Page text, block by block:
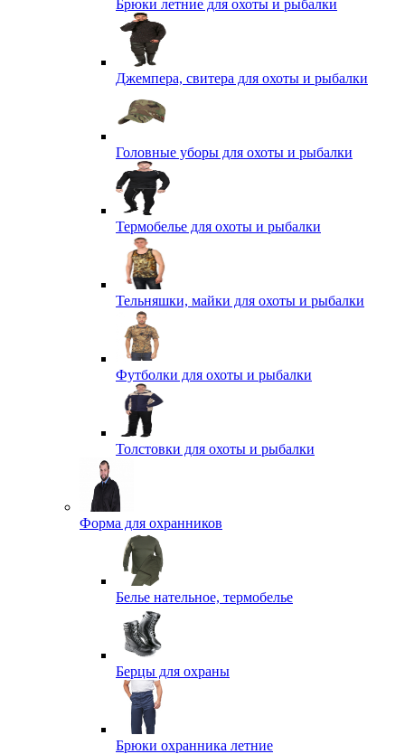
Брюки летние для охоты и рыбалки
Джемпера, свитера для охоты и рыбалки
Головные уборы для охоты и рыбалки
Термобелье для охоты и рыбалки
Тельняшки, майки для охоты и рыбалки
Футболки для охоты и рыбалки
Толстовки для охоты и рыбалки
Форма для охранников
Белье нательное, термобелье
Берцы для охраны
Брюки охранника летние